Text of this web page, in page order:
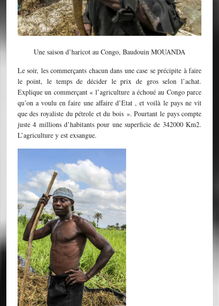
Une saison d’haricot au Congo, Baudouin MOUANDA
Le soir, les commerçants chacun dans une case se précipite à faire
le point, le temps de décider le prix de gros selon l’achat.
Explique un commerçant « l’agriculture a échoué au Congo parce
qu’on a voulu en faire une affaire d’Etat , et voilà le pays ne vit
que des royaliste du pétrole et du bois ». Pourtant le pays compte
juste 4 millions d’habitants pour une superficie de 342000 Km2.
L’agriculture y est exsangue.